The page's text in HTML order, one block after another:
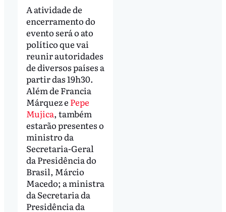
A atividade de
encerramento do
evento será o ato
político que vai
reunir autoridades
de diversos países a
partir das 19h30.
Além de Francia
Márquez e Pepe
Mujica, também
estarão presentes o
ministro da
Secretaria-Geral
da Presidência do
Brasil, Márcio
Macedo; a ministra
da Secretaria da
Presidência da